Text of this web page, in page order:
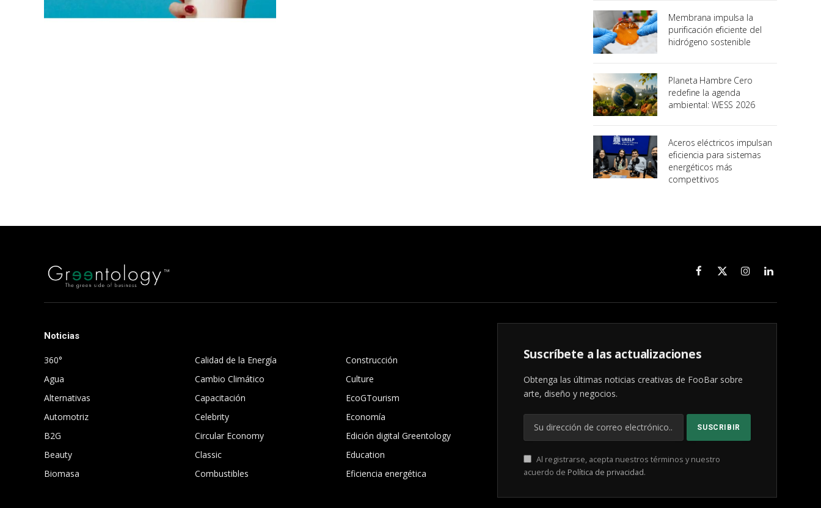
Membrana impulsa la
purificación eficiente del
hidrógeno sostenible
Planeta Hambre Cero
redefine la agenda
ambiental: WESS 2026
Aceros eléctricos impulsan
eficiencia para sistemas
energéticos más
competitivos
Facebook
X
InstagramLinkedIn
Noticias
360°
Agua
Alternativas
Automotriz
B2G
Beauty
Biomasa
Calidad de la Energía
Cambio Climático
Capacitación
Celebrity
Circular Economy
Classic
Combustibles
Construcción
Culture
EcoGTourism
Economía
Edición digital Greentology
Education
Eficiencia energética
Suscríbete a las actualizaciones
Obtenga las últimas noticias creativas de FooBar sobre
arte, diseño y negocios.
Al registrarse, acepta nuestros términos y nuestro
acuerdo de Política de privacidad.